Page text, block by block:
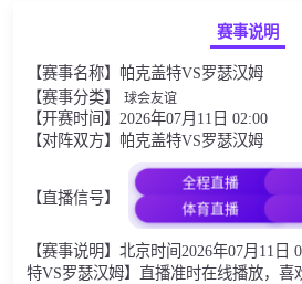
赛事说明
【赛事名称】帕克盖特VS罗瑟汉姆
【赛事分类】 球会友谊
【开赛时间】2026年07月11日 02:00
【对阵双方】帕克盖特VS罗瑟汉姆
【直播信号】
全程直播
体育直播
【赛事说明】北京时间2026年07月11日
特VS罗瑟汉姆】直播准时在线播放，喜